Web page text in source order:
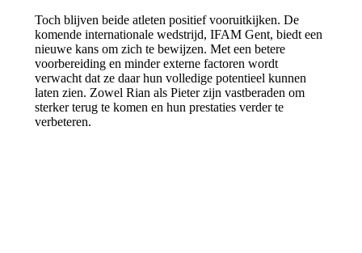
Toch blijven beide atleten positief vooruitkijken. De
komende internationale wedstrijd, IFAM Gent, biedt een
nieuwe kans om zich te bewijzen. Met een betere
voorbereiding en minder externe factoren wordt
verwacht dat ze daar hun volledige potentieel kunnen
laten zien. Zowel Rian als Pieter zijn vastberaden om
sterker terug te komen en hun prestaties verder te
verbeteren.